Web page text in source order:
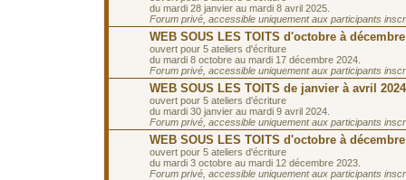
du mardi 28 janvier au mardi 8 avril 2025.
Forum privé, accessible uniquement aux participants
WEB SOUS LES TOITS d'octobre à décembre
ouvert pour 5 ateliers d'écriture
du mardi 8 octobre au mardi 17 décembre 2024.
Forum privé, accessible uniquement aux participants
WEB SOUS LES TOITS de janvier à avril 2024
ouvert pour 5 ateliers d'écriture
du mardi 30 janvier au mardi 9 avril 2024.
Forum privé, accessible uniquement aux participants
WEB SOUS LES TOITS d'octobre à décembre
ouvert pour 5 ateliers d'écriture
du mardi 3 octobre au mardi 12 décembre 2023.
Forum privé, accessible uniquement aux participants